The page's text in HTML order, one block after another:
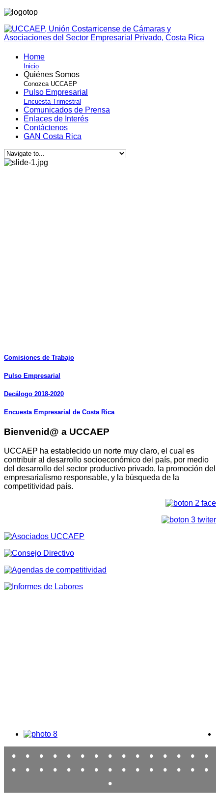
Home
Inicio
Quiénes Somos
Conozca UCCAEP
Pulso Empresarial
Encuesta Trimestral
Comunicados de Prensa
Enlaces de Interés
Contáctenos
GAN Costa Rica
Comisiones de Trabajo
Pulso Empresarial
Decálogo 2018-2020
Encuesta Empresarial de Costa Rica
Bienvenid@ a UCCAEP
UCCAEP ha establecido un norte muy claro, el cual es
contribuir al desarrollo socioeconómico del país, por medio
del desarrollo del sector productivo privado, la promoción del
empresarialismo responsable, y la búsqueda de la
competitividad país.
• • • • • • • • • • • • • •
•
•
• • • • • • • • • • • • •
•
•